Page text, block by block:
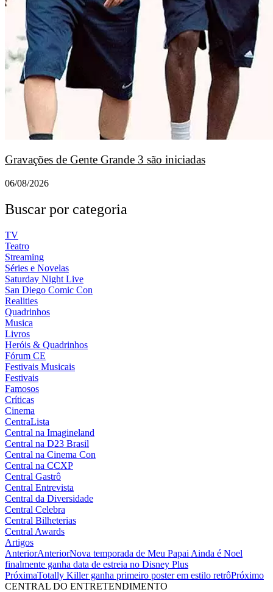
Gravações de Gente Grande 3 são iniciadas
06/08/2026
Buscar por categoria
TV
Teatro
Streaming
Séries e Novelas
Saturday Night Live
San Diego Comic Con
Realities
Quadrinhos
Musica
Livros
Heróis & Quadrinhos
Fórum CE
Festivais Musicais
Festivais
Famosos
Críticas
Cinema
CentraLista
Central na Imagineland
Central na D23 Brasil
Central na Cinema Con
Central na CCXP
Central Gastrô
Central Entrevista
Central da Diversidade
Central Celebra
Central Bilheterias
Central Awards
Artigos
AnteriorAnteriorNova temporada de Meu Papai Ainda é Noel
finalmente ganha data de estreia no Disney Plus
PróximaTotally Killer ganha primeiro poster em estilo retrôPróximo
CENTRAL DO ENTRETENDIMENTO